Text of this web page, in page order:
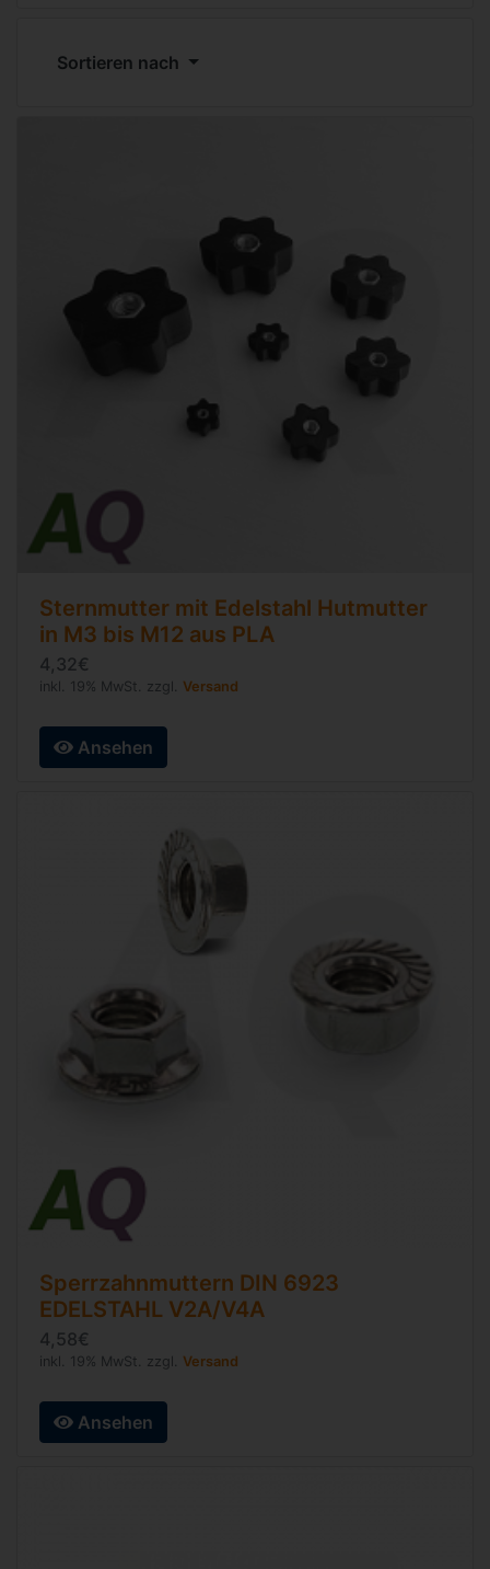
Sortieren nach
Sternmutter mit Edelstahl Hutmutter
in M3 bis M12 aus PLA
4,32€
inkl. 19% MwSt. zzgl. Versand
Ansehen
Sperrzahnmuttern DIN 6923
EDELSTAHL V2A/V4A
4,58€
inkl. 19% MwSt. zzgl. Versand
Ansehen